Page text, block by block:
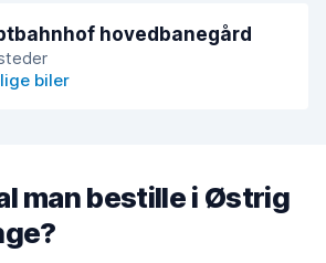
hovedbanegård
biler
man bestille i Østrig